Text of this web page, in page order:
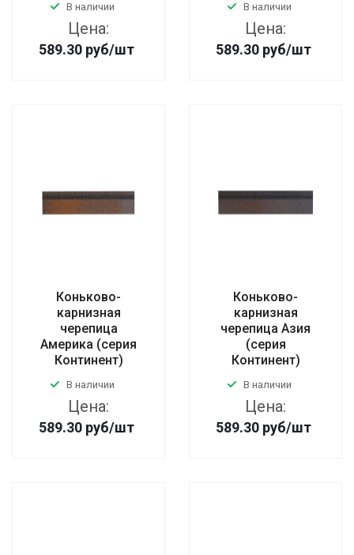
В наличии
Цена:
589.30 руб/шт
В наличии
Цена:
589.30 руб/шт
Коньково-
карнизная
черепица
Америка (серия
Континент)
В наличии
Цена:
589.30 руб/шт
Коньково-
карнизная
черепица Азия
(серия
Континент)
В наличии
Цена:
589.30 руб/шт